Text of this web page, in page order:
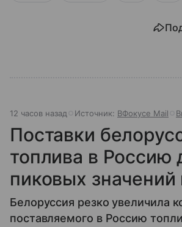
12 часов назад Источник: ВФокусе Mail
Поставки
топлива в Россию
пиковых
Белоруссия резко увеличила
поставляемого в Россию